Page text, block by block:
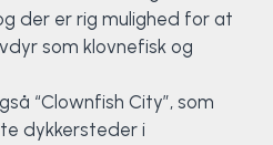
der er rig mulighed for at
som klovnefisk og
“Clownfish City”, som
dykkersteder i